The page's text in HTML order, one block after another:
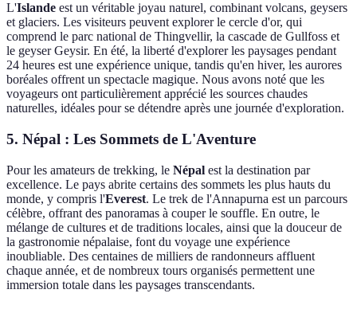
L'Islande est un véritable joyau naturel, combinant volcans, geysers
et glaciers. Les visiteurs peuvent explorer le cercle d'or, qui
comprend le parc national de Thingvellir, la cascade de Gullfoss et
le geyser Geysir. En été, la liberté d'explorer les paysages pendant
24 heures est une expérience unique, tandis qu'en hiver, les aurores
boréales offrent un spectacle magique. Nous avons noté que les
voyageurs ont particulièrement apprécié les sources chaudes
naturelles, idéales pour se détendre après une journée d'exploration.
5. Népal : Les Sommets de L'Aventure
Pour les amateurs de trekking, le Népal est la destination par
excellence. Le pays abrite certains des sommets les plus hauts du
monde, y compris l'Everest. Le trek de l'Annapurna est un parcours
célèbre, offrant des panoramas à couper le souffle. En outre, le
mélange de cultures et de traditions locales, ainsi que la douceur de
la gastronomie népalaise, font du voyage une expérience
inoubliable. Des centaines de milliers de randonneurs affluent
chaque année, et de nombreux tours organisés permettent une
immersion totale dans les paysages transcendants.